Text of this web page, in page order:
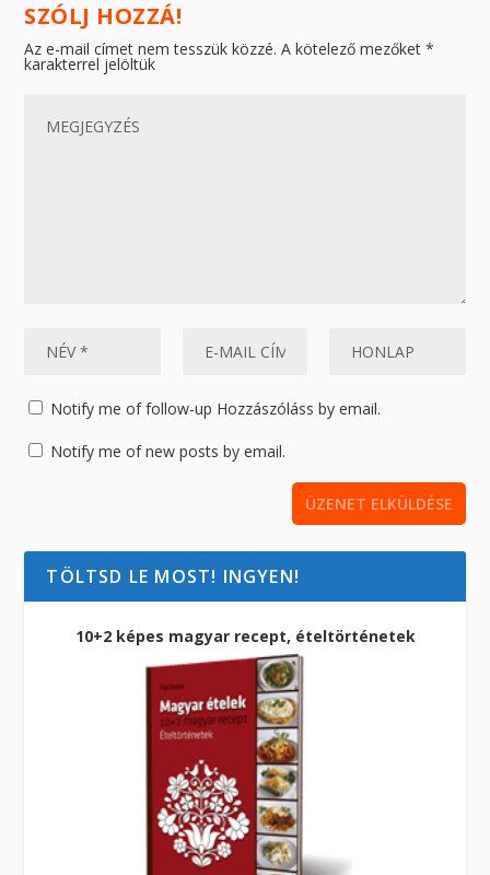
SZÓLJ HOZZÁ!
Az e-mail címet nem tesszük közzé. A kötelező mezőket*
karakterrel jelöltük
Notify me of follow-up Hozzászóláss by email.
Notify me of new posts by email.
TÖLTSD LE MOST! INGYEN!
10+2 képes magyar recept, ételtörténetek